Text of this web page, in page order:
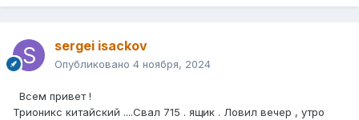
sergei isackov
Опубликовано 4 ноября, 2024
Всем привет !
Трионикс китайский ....Свал 715 . ящик . Ловил вечер , утро